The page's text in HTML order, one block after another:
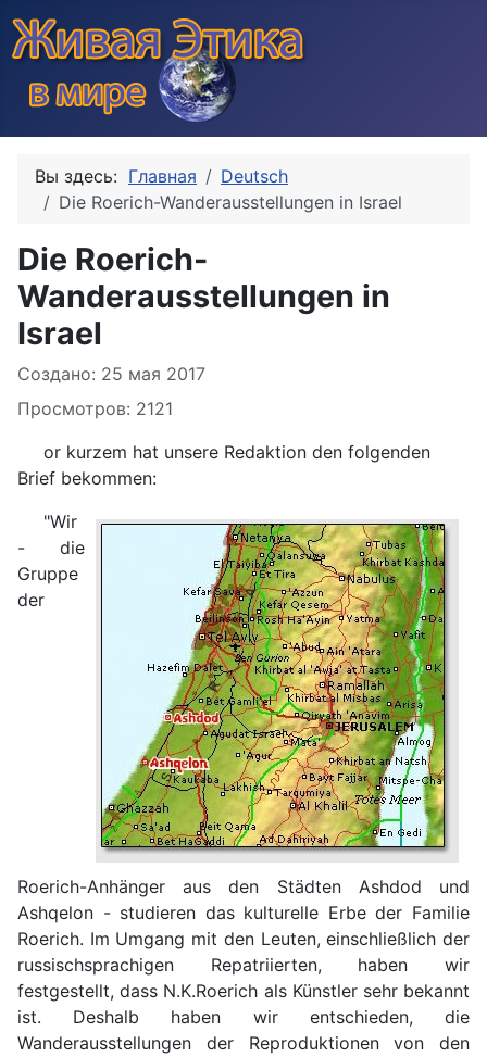
Вы здесь: Главная
Deutsch
Die Roerich-Wanderausstellungen in Israel
Die Roerich-
Wanderausstellungen in
Israel
Информация о материале
Создано: 25 мая 2017
Просмотров: 2121
or kurzem hat unsere Redaktion den folgenden
Brief bekommen:
"Wir
- die
Gruppe
der
Roerich-Anhänger aus den Städten Ashdod und
Ashqelon - studieren das kulturelle Erbe der Familie
Roerich. Im Umgang mit den Leuten, einschließlich der
russischsprachigen Repatriierten, haben wir
festgestellt, dass N.K.Roerich als Künstler sehr bekannt
ist. Deshalb haben wir entschieden, die
Wanderausstellungen der Reproduktionen von den